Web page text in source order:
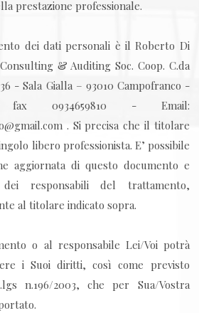
prestazione professionale.
dei dati personali è il Roberto Di
& Auditing Soc. Coop. C.da
- Sala Gialla – 93010 Campofranco -
fax 0934659810 - Email:
. Si precisa che il titolare
libero professionista. E’ possibile
aggiornata di questo documento e
dei responsabili del trattamento,
al titolare indicato sopra.
o al responsabile Lei/Voi potrà
i Suoi diritti, così come previsto
n.196/2003, che per Sua/Vostra